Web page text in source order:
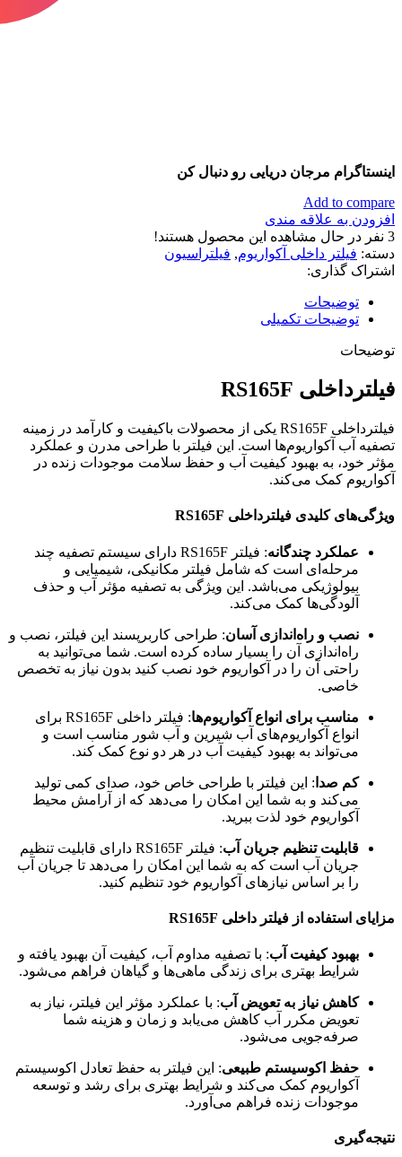
اینستاگرام مرجان دریایی رو دنبال کن
Add to compare
افزودن به علاقه مندی
3 نفر در حال مشاهده این محصول هستند!
دسته: فیلتر داخلی آکواریوم, فیلتراسیون
اشتراک گذاری:
توضیحات
توضیحات تکمیلی
توضیحات
فیلترداخلی RS165F
فیلترداخلی RS165F یکی از محصولات باکیفیت و کارآمد در زمینه
تصفیه آب آکواریوم‌ها است. این فیلتر با طراحی مدرن و عملکرد
مؤثر خود، به بهبود کیفیت آب و حفظ سلامت موجودات زنده در
آکواریوم کمک می‌کند.
ویژگی‌های کلیدی فیلترداخلی RS165F
عملکرد چندگانه
: فیلتر RS165F دارای سیستم تصفیه چند
مرحله‌ای است که شامل فیلتر مکانیکی، شیمیایی و
بیولوژیکی می‌باشد. این ویژگی به تصفیه مؤثر آب و حذف
آلودگی‌ها کمک می‌کند.
نصب و راه‌اندازی آسان: طراحی کاربرپسند این فیلتر، نصب و
راه‌اندازی آن را بسیار ساده کرده است. شما می‌توانید به
راحتی آن را در آکواریوم خود نصب کنید بدون نیاز به تخصص
خاصی.
مناسب برای انواع آکواریوم‌ها
: فیلتر داخلی RS165F برای
انواع آکواریوم‌های آب شیرین و آب شور مناسب است و
می‌تواند به بهبود کیفیت آب در هر دو نوع کمک کند.
کم صدا : این فیلتر با طراحی خاص خود، صدای کمی تولید
می‌کند و به شما این امکان را می‌دهد که از آرامش محیط
آکواریوم خود لذت ببرید.
قابلیت تنظیم جریان آب
: فیلتر RS165F دارای قابلیت تنظیم
جریان آب است که به شما این امکان را می‌دهد تا جریان آب
را بر اساس نیازهای آکواریوم خود تنظیم کنید.
مزایای استفاده از فیلتر داخلی RS165F
بهبود کیفیت آب: با تصفیه مداوم آب، کیفیت آن بهبود یافته و
شرایط بهتری برای زندگی ماهی‌ها و گیاهان فراهم می‌شود.
کاهش نیاز به تعویض آب: با عملکرد مؤثر این فیلتر، نیاز به
تعویض مکرر آب کاهش می‌یابد و زمان و هزینه شما
صرفه‌جویی می‌شود.
حفظ اکوسیستم طبیعی: این فیلتر به حفظ تعادل اکوسیستم
آکواریوم کمک می‌کند و شرایط بهتری برای رشد و توسعه
موجودات زنده فراهم می‌آورد.
نتیجه‌گیری